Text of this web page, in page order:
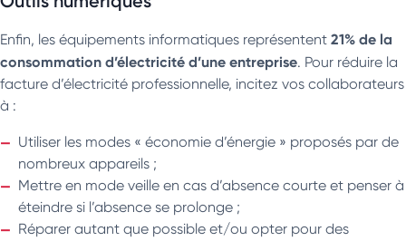
Enfin, les équipements informatiques représentent 21% de la
consommation d’électricité d’une entreprise. Pour réduire la
facture d’électricité professionnelle, incitez vos collaborateurs
à :
Utiliser les modes « économie d’énergie » proposés par de
nombreux appareils ;
Mettre en mode veille en cas d’absence courte et penser à
éteindre si l’absence se prolonge ;
Réparer autant que possible et/ou opter pour des